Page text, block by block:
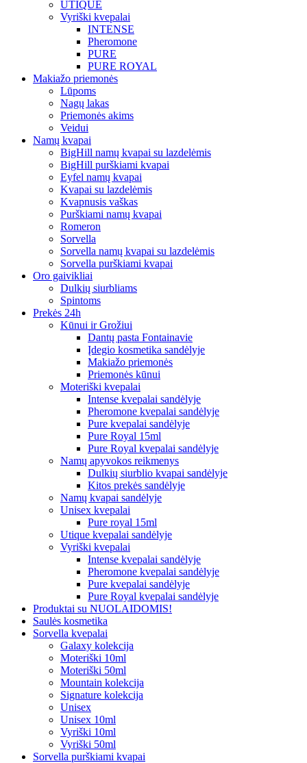
UTIQUE
Vyriški kvepalai
INTENSE
Pheromone
PURE
PURE ROYAL
Makiažo priemonės
Lūpoms
Nagų lakas
Priemonės akims
Veidui
Namų kvapai
BigHill namų kvapai su lazdelėmis
BigHill purškiami kvapai
Eyfel namų kvapai
Kvapai su lazdelėmis
Kvapnusis vaškas
Purškiami namų kvapai
Romeron
Sorvella
Sorvella namų kvapai su lazdelėmis
Sorvella purškiami kvapai
Oro gaivikliai
Dulkių siurbliams
Spintoms
Prekės 24h
Kūnui ir Grožiui
Dantų pasta Fontainavie
Įdegio kosmetika sandėlyje
Makiažo priemonės
Priemonės kūnui
Moteriški kvepalai
Intense kvepalai sandėlyje
Pheromone kvepalai sandėlyje
Pure kvepalai sandėlyje
Pure Royal 15ml
Pure Royal kvepalai sandėlyje
Namų apyvokos reikmenys
Dulkių siurblio kvapai sandėlyje
Kitos prekės sandėlyje
Namų kvapai sandėlyje
Unisex kvepalai
Pure royal 15ml
Utique kvepalai sandėlyje
Vyriški kvepalai
Intense kvepalai sandėlyje
Pheromone kvepalai sandėlyje
Pure kvepalai sandėlyje
Pure Royal kvepalai sandėlyje
Produktai su NUOLAIDOMIS!
Saulės kosmetika
Sorvella kvepalai
Galaxy kolekcija
Moteriški 10ml
Moteriški 50ml
Mountain kolekcija
Signature kolekcija
Unisex
Unisex 10ml
Vyriški 10ml
Vyriški 50ml
Sorvella purškiami kvapai